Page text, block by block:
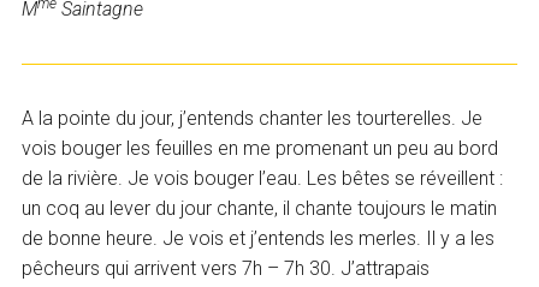
Mme Saintagne
A la pointe du jour, j’entends chanter les tourterelles. Je
vois bouger les feuilles en me promenant un peu au bord
de la rivière. Je vois bouger l’eau. Les bêtes se réveillent :
un coq au lever du jour chante, il chante toujours le matin
de bonne heure. Je vois et j’entends les merles. Il y a les
pêcheurs qui arrivent vers 7h – 7h 30. J’attrapais